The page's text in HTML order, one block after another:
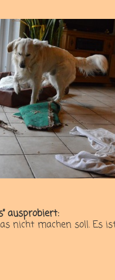
ausprobiert:
nicht machen soll. Es